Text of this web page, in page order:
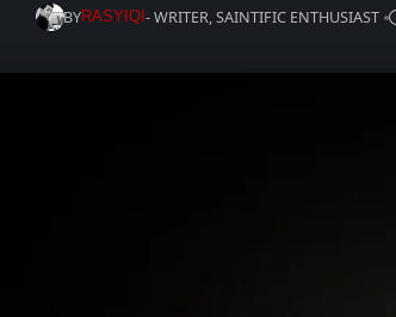
BYRASYIQI - WRITER, SAINTIFIC ENTHUSIAST